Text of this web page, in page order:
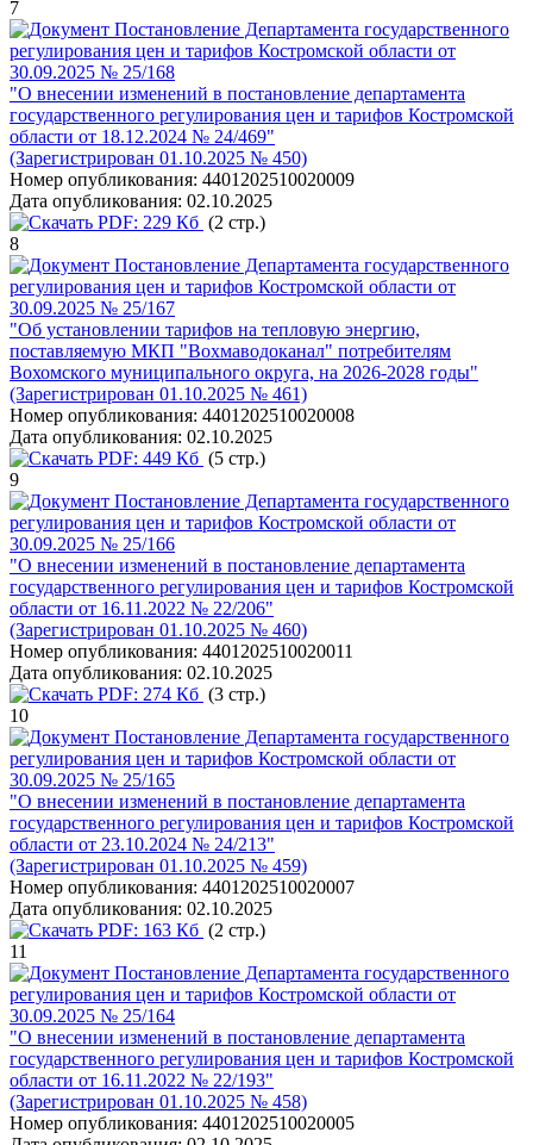
7
Постановление Департамента государственного
регулирования цен и тарифов Костромской области от
30.09.2025 № 25/168
"О внесении изменений в постановление департамента
государственного регулирования цен и тарифов Костромской
области от 18.12.2024 № 24/469"
(Зарегистрирован 01.10.2025 № 450)
Номер опубликования: 4401202510020009
Дата опубликования: 02.10.2025
PDF: 229 Кб (2 стр.)
8
Постановление Департамента государственного
регулирования цен и тарифов Костромской области от
30.09.2025 № 25/167
"Об установлении тарифов на тепловую энергию,
поставляемую МКП "Вохмаводоканал" потребителям
Вохомского муниципального округа, на 2026-2028 годы"
(Зарегистрирован 01.10.2025 № 461)
Номер опубликования: 4401202510020008
Дата опубликования: 02.10.2025
PDF: 449 Кб (5 стр.)
9
Постановление Департамента государственного
регулирования цен и тарифов Костромской области от
30.09.2025 № 25/166
"О внесении изменений в постановление департамента
государственного регулирования цен и тарифов Костромской
области от 16.11.2022 № 22/206"
(Зарегистрирован 01.10.2025 № 460)
Номер опубликования: 4401202510020011
Дата опубликования: 02.10.2025
PDF: 274 Кб (3 стр.)
10
Постановление Департамента государственного
регулирования цен и тарифов Костромской области от
30.09.2025 № 25/165
"О внесении изменений в постановление департамента
государственного регулирования цен и тарифов Костромской
области от 23.10.2024 № 24/213"
(Зарегистрирован 01.10.2025 № 459)
Номер опубликования: 4401202510020007
Дата опубликования: 02.10.2025
PDF: 163 Кб (2 стр.)
11
Постановление Департамента государственного
регулирования цен и тарифов Костромской области от
30.09.2025 № 25/164
"О внесении изменений в постановление департамента
государственного регулирования цен и тарифов Костромской
области от 16.11.2022 № 22/193"
(Зарегистрирован 01.10.2025 № 458)
Номер опубликования: 4401202510020005